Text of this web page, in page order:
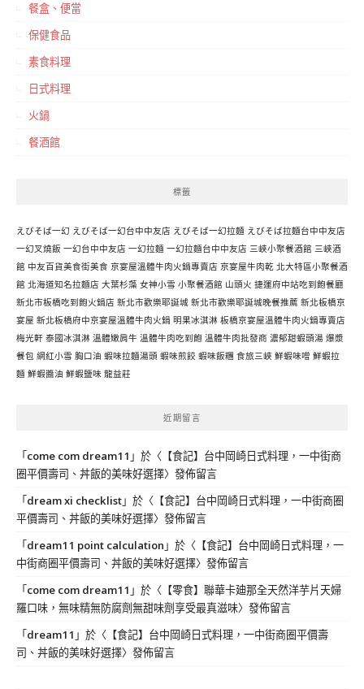
餐盒、便當
保健食品
素食料理
日式料理
火鍋
餐酒館
標籤
えびそば一幻 えびそば一幻台中中友店 えびそば一幻拉麵 えびそば拉麵台中中友店
一幻叉燒飯 一幻台中中友店 一幻拉麵 一幻拉麵台中中友店 三峽小聚餐酒館 三峽酒
館 中友百貨美食街美食 京宴屋溫體牛肉火鍋專賣店 京宴屋牛肉乾 北大特區小聚餐酒
館 北海道知名拉麵店 大葉杉藻 女神小雪 小聚餐酒館 山頭火 捷運府中站吃到飽餐廳
新北市板橋吃到飽火鍋店 新北市歡樂耶誕城 新北市歡樂耶誕城晚餐推薦 新北板橋京
宴屋 新北板橋府中京宴屋溫體牛肉火鍋 明果冰淇淋 板橋京宴屋溫體牛肉火鍋專賣店
梅光軒 泰國冰淇淋 溫體嫩肩牛 溫體牛肉吃到飽 溫體牛肉批發商 濃郁甜蝦頭湯 爆漿
餐包 網紅小雪 胸口油 蝦味拉麵湯頭 蝦味煎餃 蝦味飯糰 食旅三峽 鮮蝦味噌 鮮蝦拉
麵 鮮蝦醬油 鮮蝦鹽味 龍益莊
近期留言
「come com dream11 」於〈 【食記】台中岡崎日式料理，一中街商
圈平價壽司、丼飯的美味好選擇〉發佈留言
「dream xi checklist」於〈 【食記】台中岡崎日式料理，一中街商圈
平價壽司、丼飯的美味好選擇〉發佈留言
「dream11 point calculation 」於〈 【食記】台中岡崎日式料理，一
中街商圈平價壽司、丼飯的美味好選擇〉發佈留言
「come com dream11 」於〈 【零食】聯華卡廸那全天然洋芋片天婦
羅口味，無味精無防腐劑無甜味劑享受最真滋味〉發佈留言
「dream11 」於〈 【食記】台中岡崎日式料理，一中街商圈平價壽
司、丼飯的美味好選擇〉發佈留言